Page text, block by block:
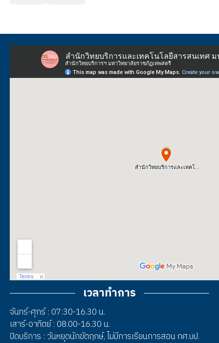
เวลาทำการ
จันทร์-ศุกร์ : 07:30-16.30 น.
เสาร์-อาทิตย์ : 08.00-16.30 น.
ปิดบริการ : วันหยุดนักขัตฤกษ์, ไม่มีการเรียนการสอน กศ.บป.